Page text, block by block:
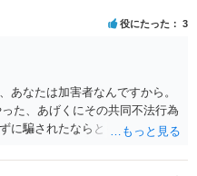
よう、合意書を作成して取り
役にたった 3
あなたは加害者なんですから。
た、あげくにその共同不法行為
に騙されたならともか